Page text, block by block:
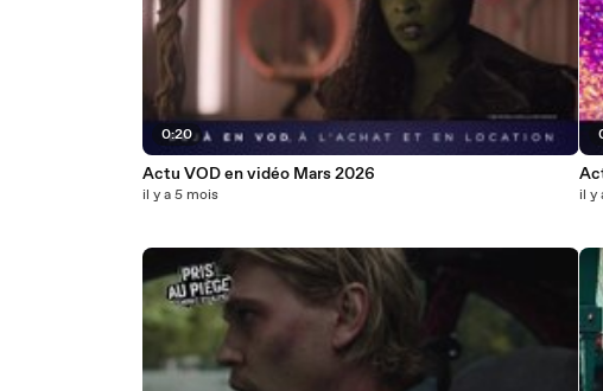
0:20
Actu VOD en vidéo Mars 2026
il y a 5 mois il y